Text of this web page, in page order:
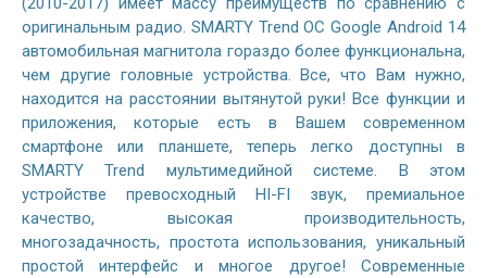
оригинальным радио. SMARTY Trend ОС Google Android 14
автомобильная магнитола гораздо более функциональна,
чем другие головные устройства. Все, что Вам нужно,
находится на расстоянии вытянутой руки! Все функции и
приложения, которые есть в Вашем современном
смартфоне или планшете, теперь легко доступны в
SMARTY Trend мультимедийной системе. В этом
устройстве превосходный HI-FI звук, премиальное
качество, высокая производительность,
многозадачность, простота использования, уникальный
простой интерфейс и многое другое! Современные